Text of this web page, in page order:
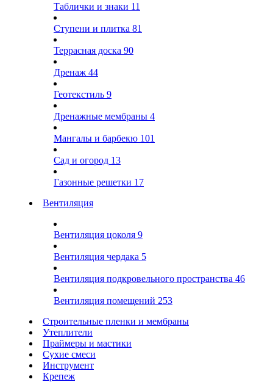
Таблички и знаки 11
Ступени и плитка 81
Террасная доска 90
Дренаж 44
Геотекстиль 9
Дренажные мембраны 4
Мангалы и барбекю 101
Сад и огород 13
Газонные решетки 17
Вентиляция
Вентиляция цоколя 9
Вентиляция чердака 5
Вентиляция подкровельного пространства 46
Вентиляция помещений 253
Строительные пленки и мембраны
Утеплители
Праймеры и мастики
Сухие смеси
Инструмент
Крепеж